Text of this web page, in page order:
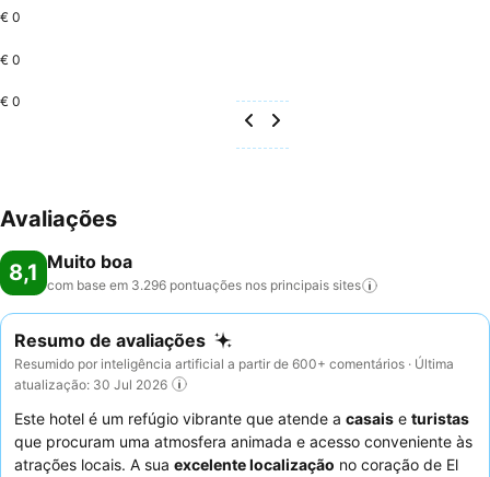
€ 0
€ 0
€ 0
Avaliações
8,1 Muito boa
com base em 3.296 pontuações nos principais sites
Resumo de avaliações
Resumido por inteligência artificial a partir de 600+ comentários · Última
atualização: 30 Jul 2026
Este hotel é um refúgio vibrante que atende a casais e turistas
que procuram uma atmosfera animada e acesso conveniente às
atrações locais. A sua excelente localização no coração de El